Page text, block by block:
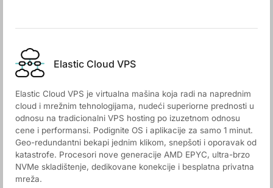
Elastic Cloud VPS
Elastic Cloud VPS je virtualna mašina koja radi na naprednim
cloud i mrežnim tehnologijama, nudeći superiorne prednosti u
odnosu na tradicionalni VPS hosting po izuzetnom odnosu
cene i performansi. Podignite OS i aplikacije za samo 1 minut.
Geo-redundantni bekapi jednim klikom, snepšoti i oporavak od
katastrofe. Procesori nove generacije AMD EPYC, ultra-brzo
NVMe skladištenje, dedikovane konekcije i besplatna privatna
mreža.